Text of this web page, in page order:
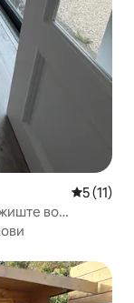
5 (11)
во